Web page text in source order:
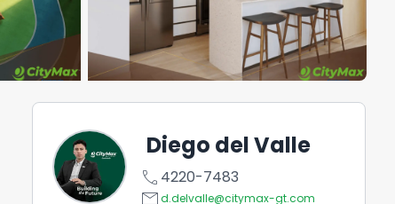
Diego del Valle
call 4220-7483
emaild.delvalle@citymax-gt.com